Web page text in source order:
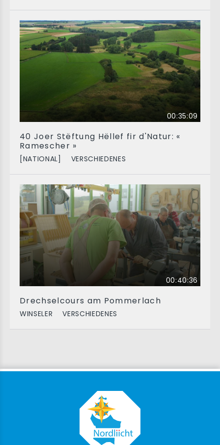
00:35:09
40 Joer Stëftung Hëllef fir d'Natur: «
Ramescher »
[NATIONAL] VERSCHIEDENES
00:40:36
Drechselcours am Pommerlach
WINSELER VERSCHIEDENES